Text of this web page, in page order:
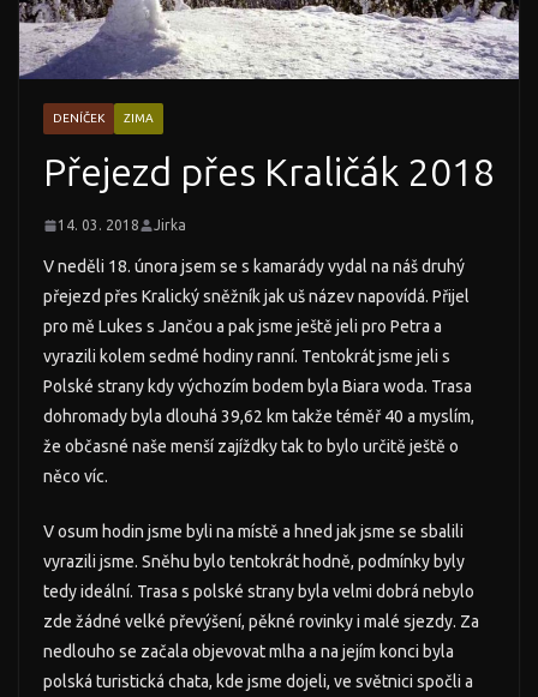
DENÍČEK ZIMA
Přejezd přes Kraličák 2018
14. 03. 2018 Jirka
V neděli 18. února jsem se s kamarády vydal na náš druhý
přejezd přes Kralický sněžník jak uš název napovídá. Přijel
pro mě Lukes s Jančou a pak jsme ještě jeli pro Petra a
vyrazili kolem sedmé hodiny ranní. Tentokrát jsme jeli s
Polské strany kdy výchozím bodem byla Biara woda. Trasa
dohromady byla dlouhá 39,62 km takže téměř 40 a myslím,
že občasné naše menší zajíždky tak to bylo určitě ještě o
něco víc.
V osum hodin jsme byli na místě a hned jak jsme se sbalili
vyrazili jsme. Sněhu bylo tentokrát hodně, podmínky byly
tedy ideální. Trasa s polské strany byla velmi dobrá nebylo
zde žádné velké převýšení, pěkné rovinky i malé sjezdy. Za
nedlouho se začala objevovat mlha a na jejím konci byla
polská turistická chata, kde jsme dojeli, ve světnici spočli a